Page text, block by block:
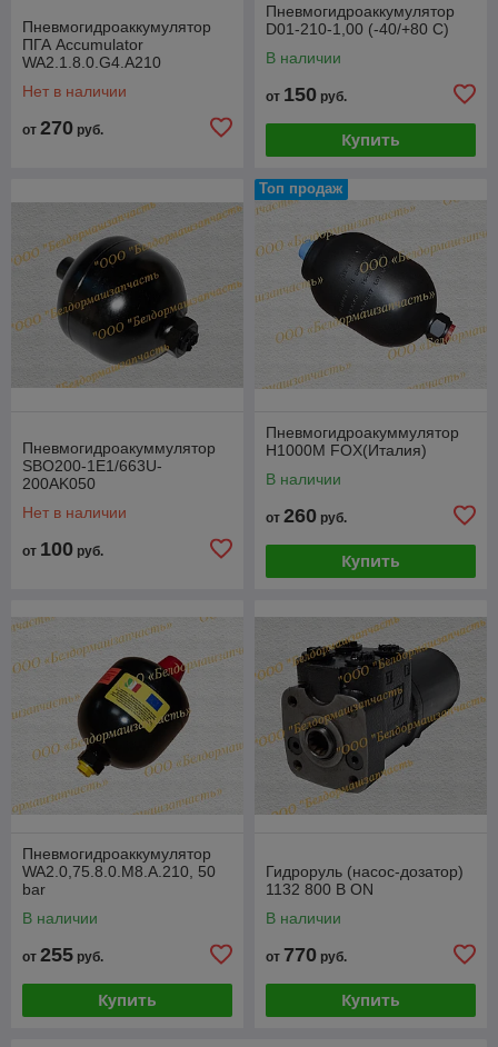
Пневмогидроаккумулятор
ПГА Accumulator
WA2.1.8.0.G4.A210
Нет в наличии
от 270 руб.
Пневмогидроаккумулятор
D01-210-1,00 (-40/+80 C)
В наличии
от 150 руб.
Купить
Пневмогидроакуммулятор
SBO200-1E1/663U-
200AK050
Нет в наличии
от 100 руб.
Топ продаж
Пневмогидроакуммулятор
Н1000М FOX(Италия)
В наличии
от 260 руб.
Купить
Пневмогидроаккумулятор
WA2.0,75.8.0.M8.A.210, 50
bar
В наличии
от 255 руб.
Купить
Гидроруль (насос-дозатор)
1132 800 B ON
В наличии
от 770 руб.
Купить